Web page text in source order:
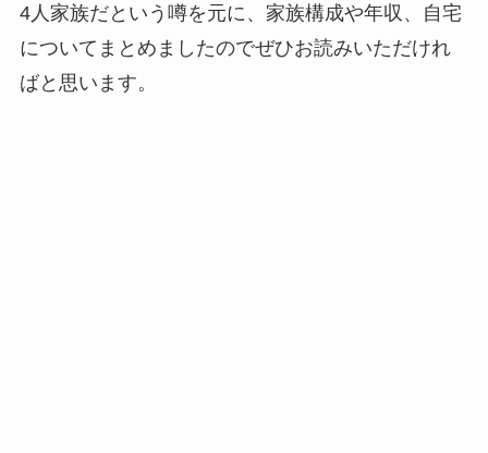
4人家族だという噂を元に、家族構成や年収、自宅
についてまとめましたのでぜひお読みいただけれ
ばと思います。